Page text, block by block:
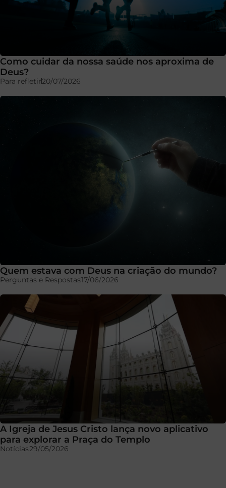
Como cuidar da nossa saúde nos aproxima de
Deus?
Para refletir20/07/2026
Quem estava com Deus na criação do mundo?
Perguntas e Respostas17/06/2026
A Igreja de Jesus Cristo lança novo aplicativo
para explorar a Praça do Templo
Notícias29/05/2026